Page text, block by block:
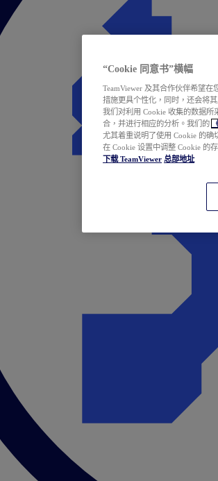
“Cookie 同意书”横幅
TeamViewer 及其合作伙伴希望
措施更具个性化，同时，还会将
我们对利用 Cookie 收集的数据
合，并进行相应的分析。我们的
尤其着重说明了使用 Cookie 的
在 Cookie 设置中调整 Cookie 的存
下载 TeamViewer 总部地址